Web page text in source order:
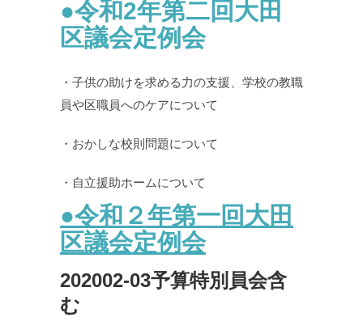
●令和2年第二回大田
区議会定例会
・子供の助けを求める力の支援、学校の教職
員や区職員へのケアについて
・おかしな校則問題について
・自立援助ホームについて
●令和２年第一回大田
区議会定例会
202002-03予算特別員会含
む